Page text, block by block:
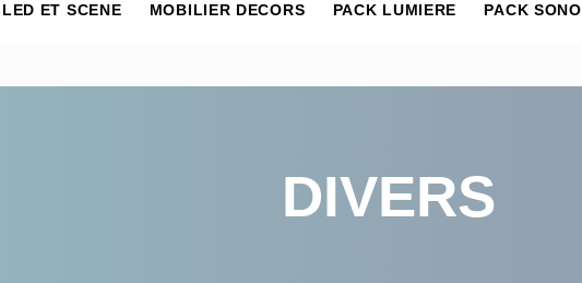
ET SCENE MOBILIER DECORS PACK LUMIERE PACK SONO
DIVERS